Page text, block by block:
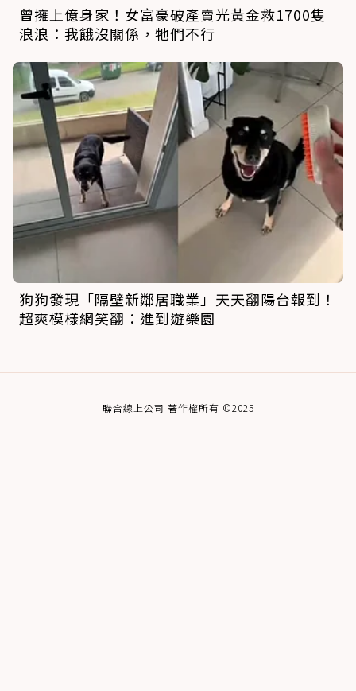
曾擁上億身家！女富豪破產賣光黃金救1700隻
浪浪：我餓沒關係，牠們不行
狗狗發現「隔壁新鄰居職業」天天翻陽台報到！
超爽模樣網笑翻：進到遊樂園
聯合線上公司 著作權所有 ©2025